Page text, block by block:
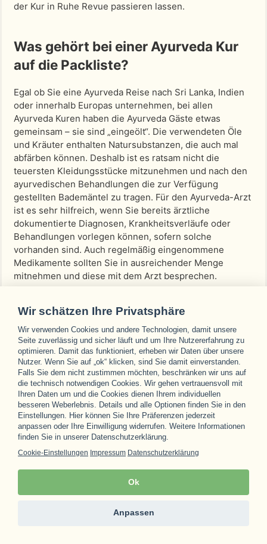
der Kur in Ruhe Revue passieren lassen.
Was gehört bei einer Ayurveda Kur
auf die Packliste?
Egal ob Sie eine Ayurveda Reise nach Sri Lanka, Indien
oder innerhalb Europas unternehmen, bei allen
Ayurveda Kuren haben die Ayurveda Gäste etwas
gemeinsam – sie sind „eingeölt“. Die verwendeten Öle
und Kräuter enthalten Natursubstanzen, die auch mal
abfärben können. Deshalb ist es ratsam nicht die
teuersten Kleidungsstücke mitzunehmen und nach den
ayurvedischen Behandlungen die zur Verfügung
gestellten Bademäntel zu tragen. Für den Ayurveda-Arzt
ist es sehr hilfreich, wenn Sie bereits ärztliche
dokumentierte Diagnosen, Krankheitsverläufe oder
Behandlungen vorlegen können, sofern solche
vorhanden sind. Auch regelmäßig eingenommene
Medikamente sollten Sie in ausreichender Menge
mitnehmen und diese mit dem Arzt besprechen.
Übersicht
Definition
Indikationen
Ablauf
Programminhalte
Arten
Unterkunft
Erfahrungsberichte
FAQ
Weiterführende Links
Wir schätzen Ihre Privatsphäre
Wir verwenden Cookies und andere Technologien, damit unsere
Seite zuverlässig und sicher läuft und um Ihre Nutzererfahrung zu
optimieren. Damit das funktioniert, erheben wir Daten über unsere
Nutzer. Wenn Sie auf „ok“ klicken, sind Sie damit einverstanden.
Falls Sie dem nicht zustimmen möchten, beschränken wir uns auf
die technisch notwendigen Cookies. Wir gehen vertrauensvoll mit
Ihren Daten um und die Cookies dienen Ihrem individuellen
besseren Weberlebnis. Details und alle Optionen finden Sie in den
Einstellungen. Hier können Sie Ihre Präferenzen jederzeit
anpassen oder Ihre Einwilligung widerrufen. Weitere Informationen
finden Sie in unserer Datenschutzerklärung.
Cookie-Einstellungen Impressum Datenschutzerklärung
Ok
Anpassen